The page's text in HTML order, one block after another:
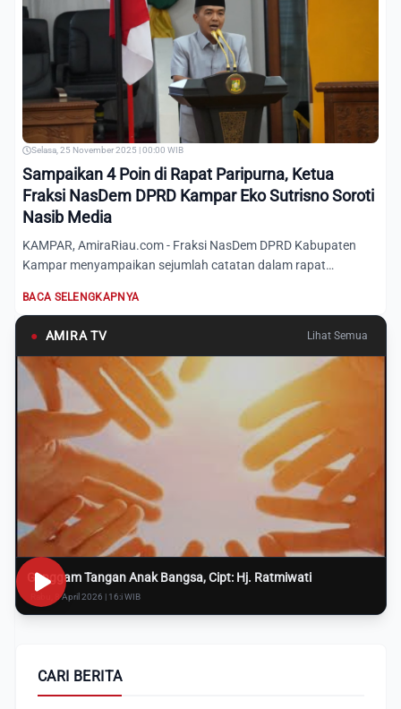
Selasa, 25 November 2025 | 00:00 WIB
Sampaikan 4 Poin di Rapat Paripurna, Ketua
Fraksi NasDem DPRD Kampar Eko Sutrisno Soroti
Nasib Media
KAMPAR, AmiraRiau.com - Fraksi NasDem DPRD Kabupaten
Kampar menyampaikan sejumlah catatan dalam rapat
BACA SELENGKAPNYA
● AMIRA TV Lihat Semua
Genggam Tangan Anak Bangsa, Cipt: Hj. Ratmiwati
Rabu, 8 April 2026 | 16:i WIB
CARI BERITA